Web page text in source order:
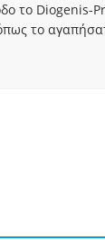
το Diogenis-
το